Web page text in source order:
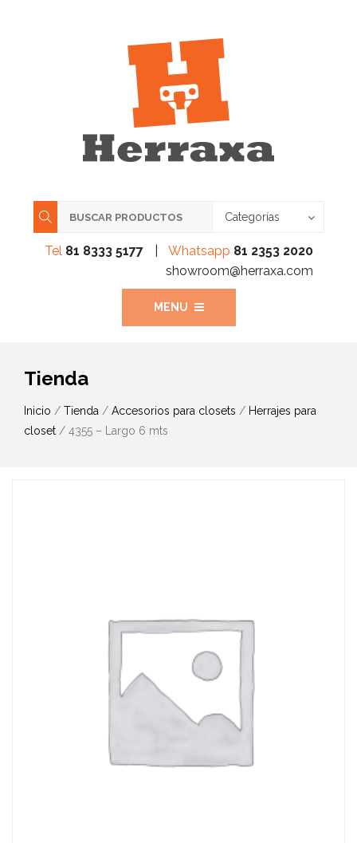
Categorías
Tel 81 8333 5177 Whatsapp 81 2353 2020
showroom@herraxa.com
MENU
Tienda
Inicio / Tienda / Accesorios para closets / Herrajes para
closet / 4355 – Largo 6 mts